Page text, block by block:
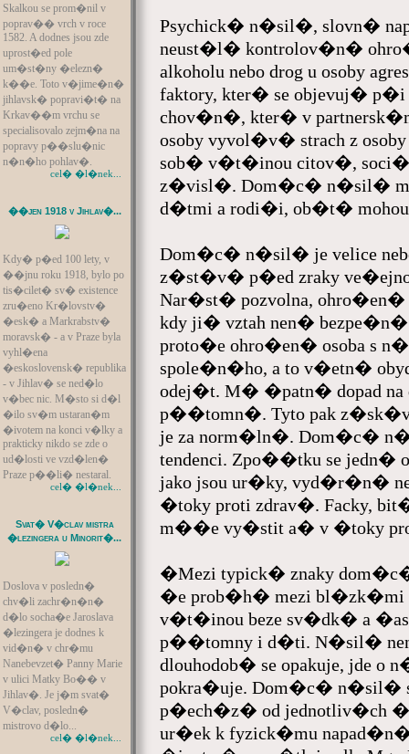
Skalkou se prom�nil v
poprav�� vrch v roce
1582. A dodnes jsou zde
uprost�ed pole
um�st�ny �elezn�
k��e. Toto v�jime�n�
jihlavsk� popravi�t� na
Krkav��m vrchu se
specialisovalo zejm�na na
popravy p��slu�nic
n�n�ho pohlav�.
cel� �l�nek...
��jen 1918 v Jihlav�...
Kdy� p�ed 100 lety, v
��jnu roku 1918, bylo po
tis�cilet� sv� existence
zru�eno Kr�lovstv�
�esk� a Markrabstv�
moravsk� - a v Praze byla
vyhl�ena
�eskoslovensk� republika
- v Jihlav� se ned�lo
v�bec nic. M�sto si d�l
�ilo sv�m ustaran�m
�ivotem na konci v�lky a
prakticky nikdo se zde o
ud�losti ve vzd�len�
Praze p��li� nestaral.
cel� �l�nek...
Svat� V�clav mistra
�lezingera u Minorit�...
Doslova v posledn�
chv�li zachr�n�n�
d�lo socha�e Jaroslava
�lezingera je dodnes k
vid�n� v chr�mu
Nanebevzet� Panny Marie
v ulici Matky Bo�� v
Jihlav�. Je j�m svat�
V�clav, posledn�
mistrovo d�lo...
cel� �l�nek...
Psychick� n�sil�, slovn�
neust�l� kontrolov�n�
alkoholu nebo drog u osoby
faktory, kter� se objevuj�
chov�n�, kter� v
osoby vyvol�v� strach z
sob� v�t�inou citov�,
z�visl�. Dom�c� n�sil�
d�tmi a rodi�i, ob�t�
Dom�c� n�sil� je velice
z�st�v� p�ed zraky
Nar�st� pozvolna,
kdy ji� vztah nen�
proto�e ohro�en� osoba s
spole�n�ho, a to v�etn�
odej�t. M� �patn� dopad
p��tomn�. Tyto pak
je za norm�ln�. Dom�c�
tendenci. Zpo��tku se
jako jsou ur�ky, vyd�r�n�
�toky proti zdrav�. Facky,
m��e vy�stit a� v �toky
�Mezi typick� znaky
�e prob�h� mezi bl�zk�mi
v�t�inou beze sv�dk� a
p��tomny i d�ti. N�sil�
dlouhodob� se opakuje, jde
pokra�uje. Dom�c� n�sil�
p�ech�z� od jednotliv�ch
ur�ek k fyzick�mu